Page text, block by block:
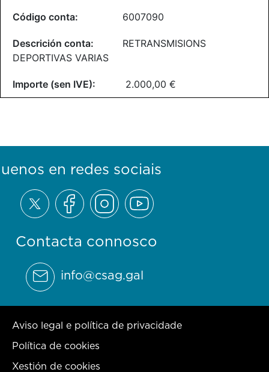
6007090
RETRANSMISIONS
DEPORTIVAS VARIAS
2.000,00 €
Contacta connosco
info@csag.gal
en redes sociais
Aviso legal e política de privacidade
Política de cookies
Xestión de cookies